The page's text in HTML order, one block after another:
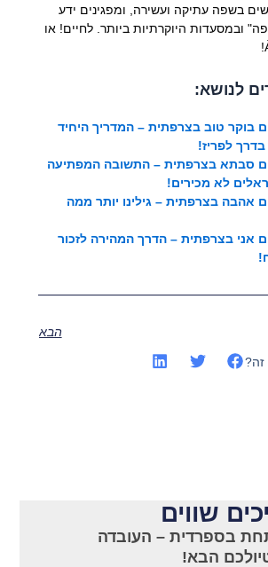
בשפה עתיקה ועשירה, ומפגינים ידע
ובמסעדות היוקרתיות ביותר. לחיים! או
לנושא:
בוקר טוב בצרפתית – המדריך היחיד
לפריז!
סבתא בצרפתית – התשובה המפתיעה
לא מכירים!
אהבה בצרפתית – גילינו יותר ממה
אני בצרפתית – הדרך המהירה לזכור
הבא
זה?
שווים
בספרדית – העובדה
הבא!